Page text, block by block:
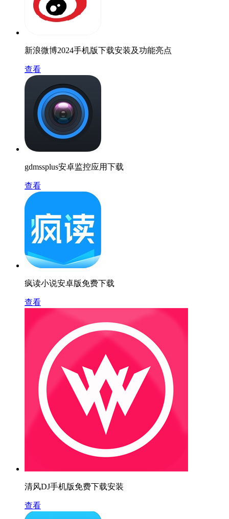
新浪微博2024手机版下载安装及功能亮点
查看
gdmssplus安卓监控应用下载
查看
疯读小说安卓版免费下载
查看
清风DJ手机版免费下载安装
查看